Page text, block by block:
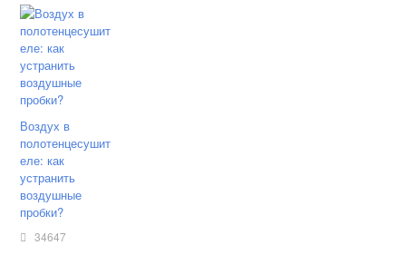
Воздух в
полотенцесушит
еле: как
устранить
воздушные
пробки?
34647